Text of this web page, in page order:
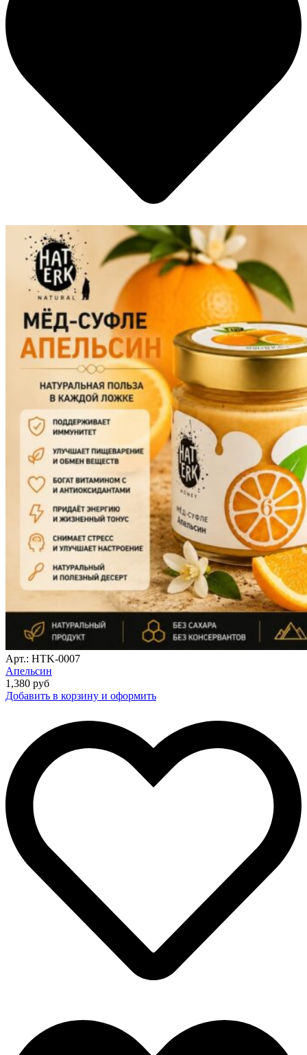
Арт.: HTK-0007
Апельсин
1,380 руб
Добавить в корзину и оформить